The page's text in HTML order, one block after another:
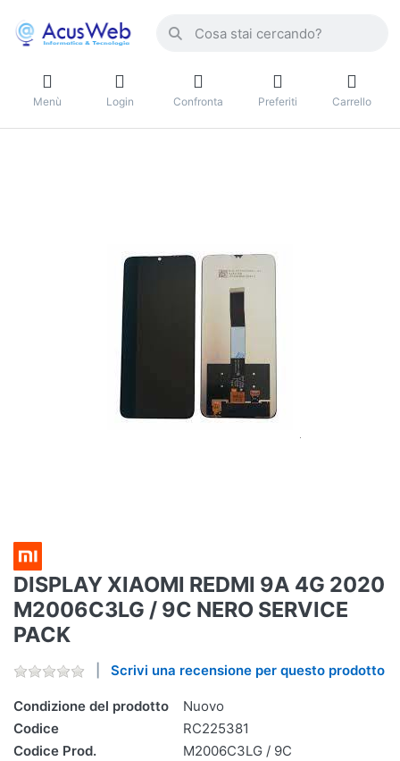
Menù Login Confronta Preferiti Carrello
DISPLAY XIAOMI REDMI 9A 4G 2020
M2006C3LG / 9C NERO SERVICE
PACK
Scrivi una recensione per questo prodotto
Condizione del prodotto
Nuovo
Codice
RC225381
Codice Prod.
M2006C3LG / 9C